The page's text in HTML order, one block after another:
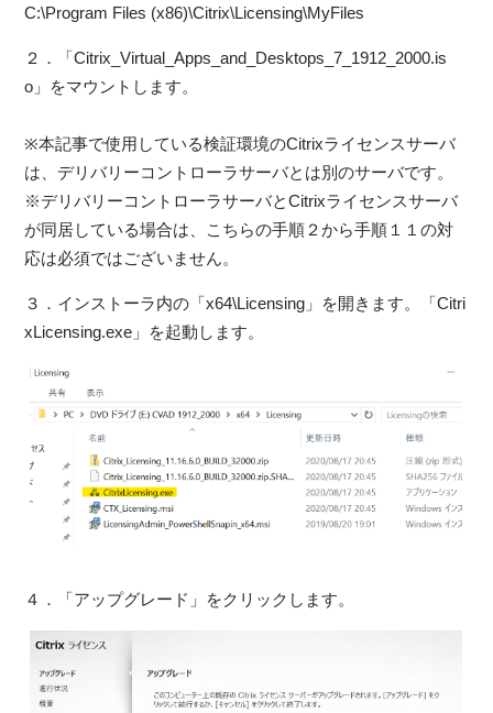
C:\Program Files (x86)\Citrix\Licensing\MyFiles
２．「Citrix_Virtual_Apps_and_Desktops_7_1912_2000.is
o」をマウントします。
※本記事で使用している検証環境のCitrixライセンスサーバ
は、デリバリーコントローラサーバとは別のサーバです。
※デリバリーコントローラサーバとCitrixライセンスサーバ
が同居している場合は、こちらの手順２から手順１１の対
応は必須ではございません。
３．インストーラ内の「x64\Licensing」を開きます。「Citri
xLicensing.exe」を起動します。
４．「アップグレード」をクリックします。